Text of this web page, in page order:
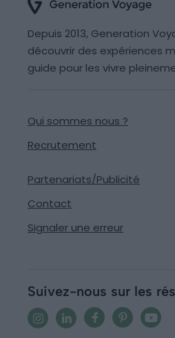
Depuis 2013, Generation
découvrir des expériences
guide pour les vivre
Qui sommes nous ?
Recrutement
Partenariats/Publicité
Contact
Signaler une erreur
Suivez-nous sur les